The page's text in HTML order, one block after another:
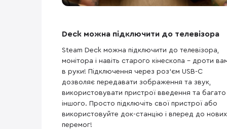
Deck можна підключити до телевізора
Steam Deck можна підключити до телевізора,
монітора і навіть старого кінескопа - дроти
в руки! Підключення через роз'єм USB-C
дозволяє передавати зображення та звук,
використовувати пристрої введення та багато
іншого. Просто підключіть свої пристрої або
використовуйте док-станцію і вперед до нових
перемог!